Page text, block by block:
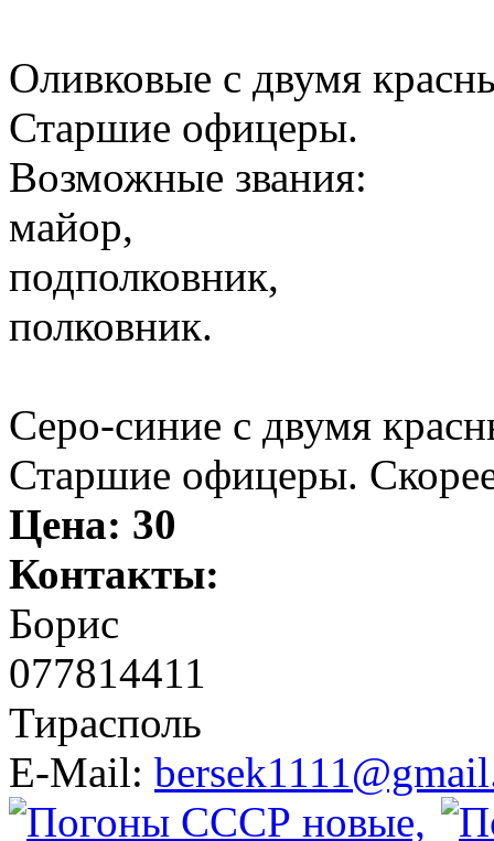
Оливковые с двумя
Старшие офицеры.
Возможные звания:
майор,
подполковник,
полковник.
Серо-синие с двумя
Старшие офицеры.
Цена: 30
Контакты:
Борис
077814411
Тирасполь
E-Mail: